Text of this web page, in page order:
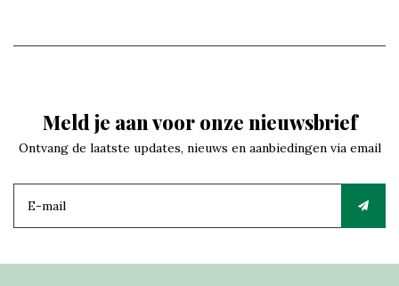
Meld je aan voor onze nieuwsbrief
Ontvang de laatste updates, nieuws en aanbiedingen via email